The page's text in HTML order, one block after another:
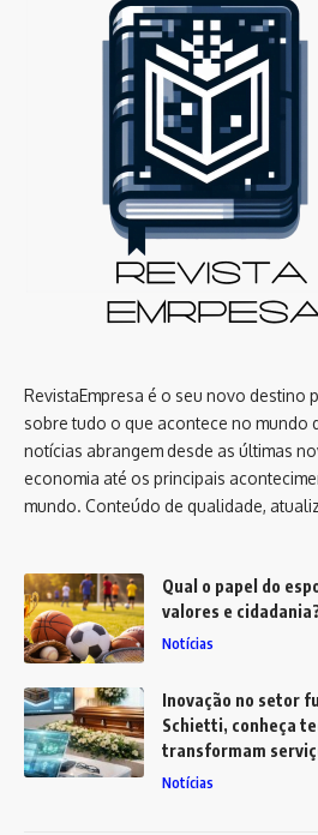
RevistaEmpresa é o seu novo destino
sobre tudo o que acontece no mundo
notícias abrangem desde as últimas
economia até os principais
mundo. Conteúdo de qualidade,
Qual o papel do
valores e
Notícias
Inovação no setor
Schietti, conheça
transformam
Notícias